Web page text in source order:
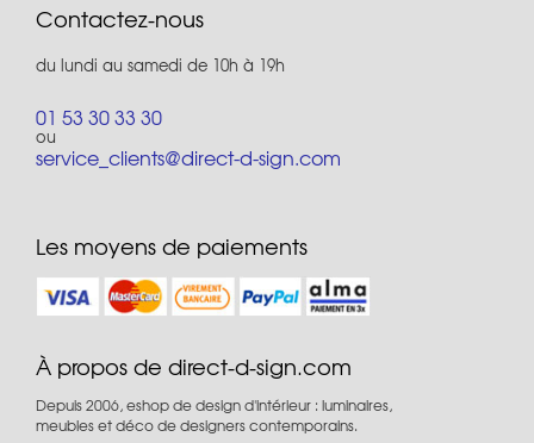
Contactez-nous
du lundi au samedi de 10h à 19h
01 53 30 33 30
ou
service_clients@direct-d-sign.com
Les moyens de paiements
À propos de direct-d-sign.com
Depuis 2006, eshop de design d'intérieur : luminaires,
meubles et déco de designers contemporains.